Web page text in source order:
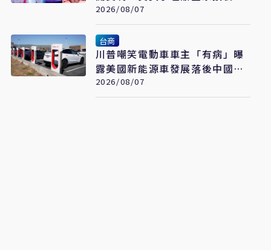
2026/08/07
台商
川普嘲笑電動車車主「有病」曝
露美國新能源車發展落後中國的
關鍵
2026/08/07